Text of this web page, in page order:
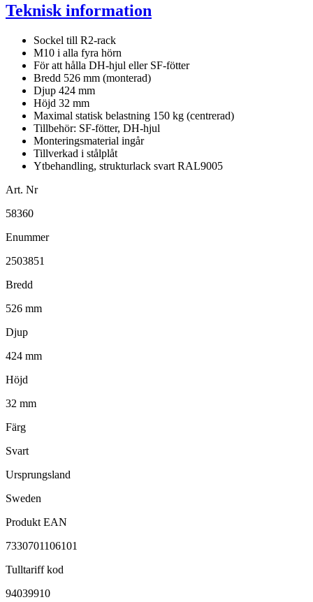
Teknisk information
Sockel till R2-rack
M10 i alla fyra hörn
För att hålla DH-hjul eller SF-fötter
Bredd 526 mm (monterad)
Djup 424 mm
Höjd 32 mm
Maximal statisk belastning 150 kg (centrerad)
Tillbehör: SF-fötter, DH-hjul
Monteringsmaterial ingår
Tillverkad i stålplåt
Ytbehandling, strukturlack svart RAL9005
Art. Nr
58360
Enummer
2503851
Bredd
526 mm
Djup
424 mm
Höjd
32 mm
Färg
Svart
Ursprungsland
Sweden
Produkt EAN
7330701106101
Tulltariff kod
94039910